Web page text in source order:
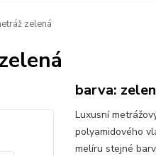
zelená
barva:
Luxusní
polyamidového
melíru stejné